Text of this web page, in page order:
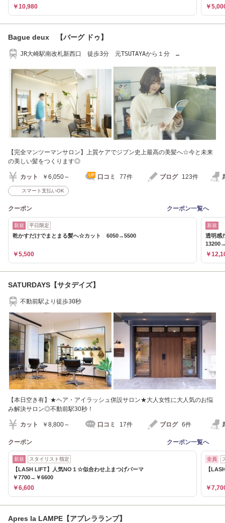
￥10,980 ￥
Bague deux 【バーグ ドゥ】
JR大崎駅南改札新西口 徒歩3分 元TSUTAYAから１分
【完全マンツーマンサロン】上質ケアでジブン史上最高の美髪へ☆今と未来
の美しい髪をつくります◎
カット ￥6,050～ 口コミ 77件 ブログ 123件
スマート支払いOK
クーポン クーポン一覧へ
新規 平日限定
乾かすだけでまとまる髪へ☆カット 6050→5500
￥5,500
新規
透明感
￥
SATURDAYS【サタデイズ】
不動前駅より徒歩30秒
【本日空き有】★ヘア・アイラッシュ併設サロン★大人女性に大人気のお悩
み解決サロン◎不動前駅30秒！
カット ￥8,800～ 口コミ 17件 ブログ 6件
クーポン クーポン一覧へ
新規 スタイリスト指定
【LASH LIFT】人気NO１☆似合わせ上まつげパーマ
￥7700→￥6600
￥6,600
全員
【
￥
Apres la LAMPE【アプレラランプ】